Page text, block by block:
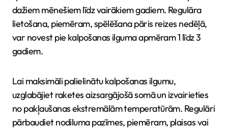
dažiem mēnešiem līdz vairākiem gadiem. Regulāra
lietošana, piemēram, spēlēšana pāris reizes nedēļā,
var novest pie kalpošanas ilguma apmēram 1 līdz 3
gadiem.
Lai maksimāli palielinātu kalpošanas ilgumu,
uzglabājiet raketes aizsargājošā somā un izvairieties
no pakļaušanas ekstremālām temperatūrām. Regulāri
pārbaudiet nodiluma pazīmes, piemēram, plaisas vai